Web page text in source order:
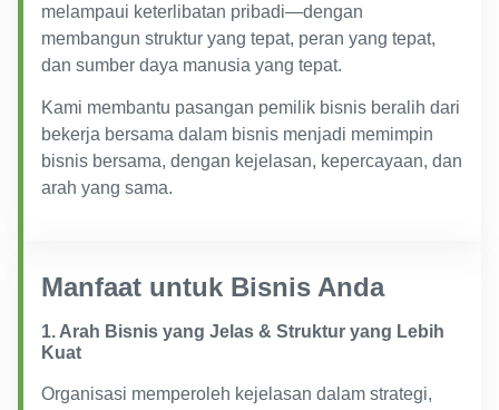
melampaui keterlibatan pribadi—dengan
membangun struktur yang tepat, peran yang tepat,
dan sumber daya manusia yang tepat.
Kami membantu pasangan pemilik bisnis beralih dari
bekerja bersama dalam bisnis menjadi memimpin
bisnis bersama, dengan kejelasan, kepercayaan, dan
arah yang sama.
Manfaat untuk Bisnis Anda
1. Arah Bisnis yang Jelas & Struktur yang Lebih
Kuat
Organisasi memperoleh kejelasan dalam strategi,